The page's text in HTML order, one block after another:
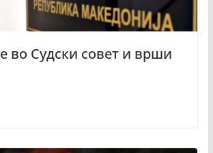
во Судски совет и врши